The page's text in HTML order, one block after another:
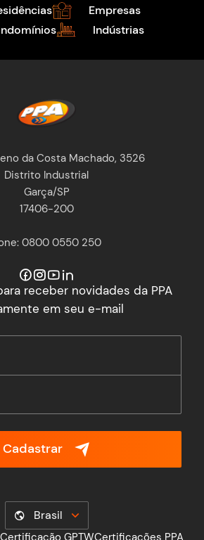
Empresas
Indústrias
da Costa Machado, 3526
Distrito Industrial
Garça/SP
17406-200
0800 0550 250
receber novidades da PPA
em seu e-mail
Cadastrar
Brasil
Certificação GPTWCertificações PPA